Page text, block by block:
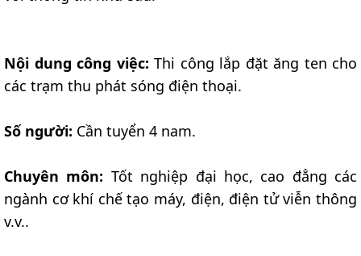
Nội dung công việc: Thi công lắp đặt ăng ten cho
các trạm thu phát sóng điện thoại.
Số người: Cần tuyển 4 nam.
Chuyên môn: Tốt nghiệp đại học, cao đẳng các
ngành cơ khí chế tạo máy, điện, điện tử viễn thông
v.v..